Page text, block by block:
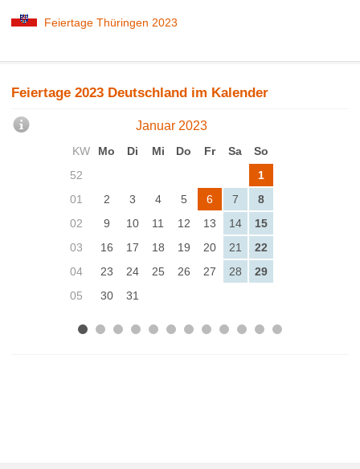
Feiertage Thüringen 2023
Feiertage 2023 Deutschland im Kalender
Januar 2023
KW Mo Di Mi Do Fr Sa
So
52
1
01
2 3 4 5 6 7
8
02
9 10 11 12 13 14
15
03
16 17 18 19 20 21
22
04
23 24 25 26 27 28
29
05
30 31